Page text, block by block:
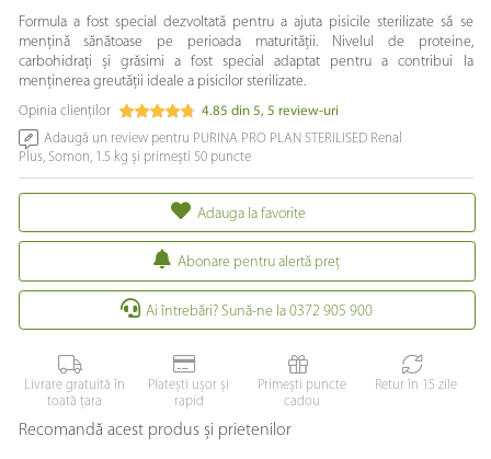
Formula a fost special dezvoltată pentru a ajuta pisicile sterilizate să se
mențină sănătoase pe perioada maturității. Nivelul de proteine,
carbohidrați și grăsimi a fost special adaptat pentru a contribui la
menținerea greutății ideale a pisicilor sterilizate.
Opinia clienților 4.85 din 5, 5 review-uri
Adaugă un review pentru ​PURINA PRO PLAN STERILISED Renal
Plus, Somon, 1.5 kg și primești 50 puncte
Adauga la favorite
Abonare pentru alertă preţ
Ai întrebări? Sună-ne la 0372 905 900
Livrare gratuită în
toată țara
Platești ușor și
rapid
Primești puncte
cadou
Retur în 15 zile
Recomandă acest produs și prietenilor